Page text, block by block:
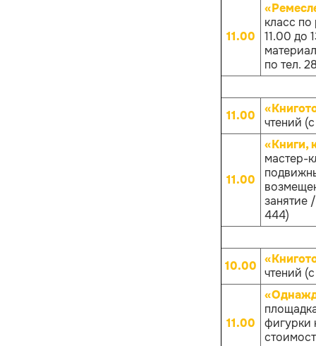
11.00
класс
11.00 до
по тел.
11.00
чтений
11.00
«Книги,
мастер-
занятие
444)
10.00 чтений
11.00
фигурки